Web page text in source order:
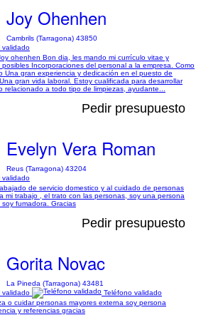
Joy Ohenhen
Cambrils (Tarragona) 43850
validado
ohenhen Bon dia, les mando mi currículo vitae y
Incorporaciones del personal a la empresa. Como
Una gran experiencia y dedicación en el puesto de
gran vida laboral. Estoy cualificada para desarrollar
relacionado a todo tipo de limpiezas, ayudante...
Pedir presupuesto
Evelyn Vera Roman
Reus (Tarragona) 43204
validado
de servicio domestico y al cuidado de personas
mi trabajo , el trato con las personas, soy una persona
fumadora. Gracias
Pedir presupuesto
Gorita Novac
La Pineda (Tarragona) 43481
validado
Teléfono validado
o cuidar personas mayores externa soy persona
y referencias gracias